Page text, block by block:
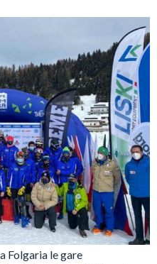
Folgaria le gare